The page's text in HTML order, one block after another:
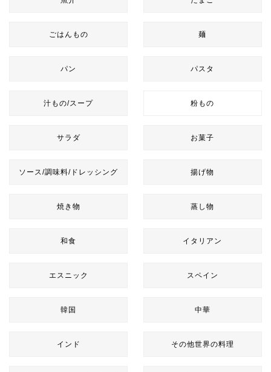
ごはんもの 麺
パン パスタ
汁もの/スープ 粉もの
サラダ お菓子
ソース/調味料/ドレッシング 揚げ物
焼き物 蒸し物
和食 イタリアン
エスニック スペイン
韓国 中華
インド その他世界の料理